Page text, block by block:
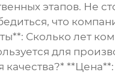
этапов. Не
что
Сколько лет
для
качества?*